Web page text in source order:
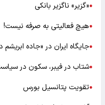
●«گزیر» ناگزیر بانکی
●هیچ فعالیتی به صرفه نیست!
●جایگاه ایران در «جاده ابریشم
●شتاب در فیبر، سکون در
●تقویت پتانسیل بورس